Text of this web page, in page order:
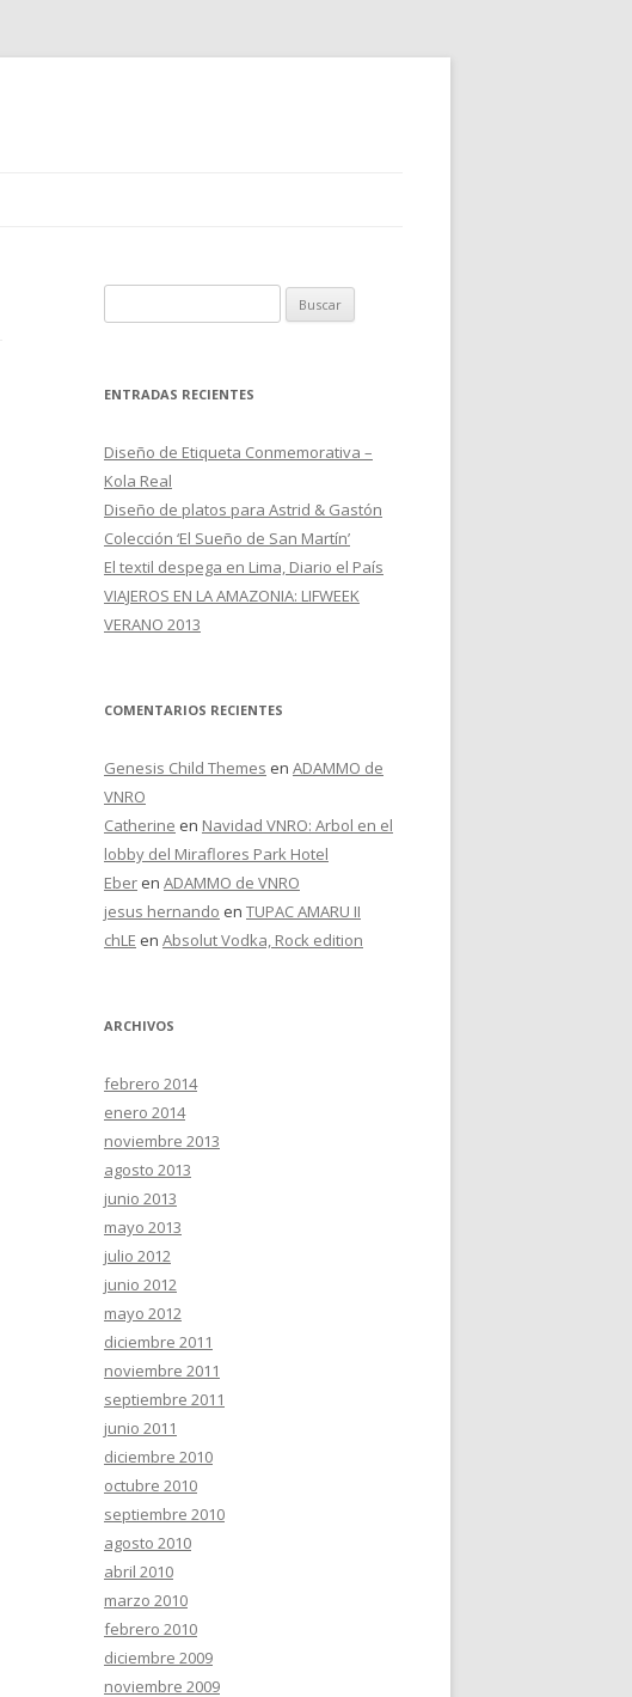
u
c
r
:
ENTRADAS RECIENTES
Diseño de Etiqueta Conmemorativa –
Kola Real
Diseño de platos para Astrid & Gastón
Colección ‘El Sueño de San Martín’
El textil despega en Lima, Diario el País
VIAJEROS EN LA AMAZONIA: LIFWEEK
VERANO 2013
COMENTARIOS RECIENTES
Genesis Child Themes en ADAMMO de
VNRO
Catherine en Navidad VNRO: Arbol en el
lobby del Miraflores Park Hotel
Eber en ADAMMO de VNRO
jesus hernando en TUPAC AMARU II
chLE en Absolut Vodka, Rock edition
ARCHIVOS
febrero 2014
enero 2014
noviembre 2013
agosto 2013
junio 2013
mayo 2013
julio 2012
junio 2012
mayo 2012
diciembre 2011
noviembre 2011
septiembre 2011
junio 2011
diciembre 2010
octubre 2010
septiembre 2010
agosto 2010
abril 2010
marzo 2010
febrero 2010
diciembre 2009
noviembre 2009